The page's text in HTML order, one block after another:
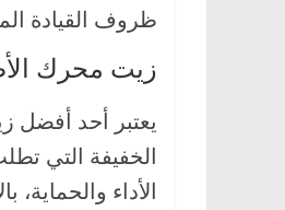
ظروف القيادة
زيت محرك
يعتبر أحد أفضل